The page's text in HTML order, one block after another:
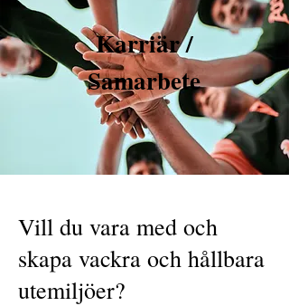
Karriär /
Samarbete
Vill du vara med och
skapa vackra och hållbara
utemiljöer?